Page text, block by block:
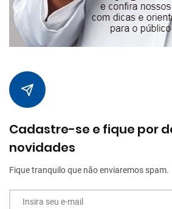
Cadastre-se e fique por
novidades
Fique tranquilo que não enviaremos spam.
Insira seu e-mail